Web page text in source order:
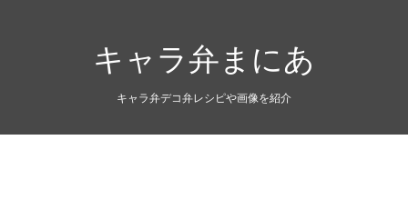
キャラ弁まにあ
キャラ弁デコ弁レシピや画像を紹介